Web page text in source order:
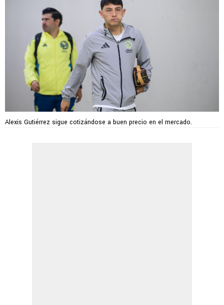
Alexis Gutiérrez sigue cotizándose a buen precio en el mercado.